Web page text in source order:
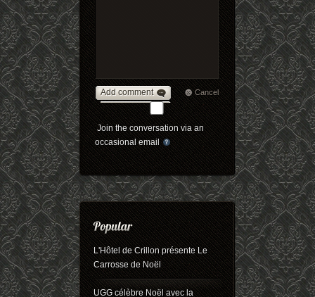
Add comment Cancel
Join the conversation via an
occasional email
L'Hôtel de Crillon présente Le
Carrosse de Noël
UGG célèbre Noël avec la